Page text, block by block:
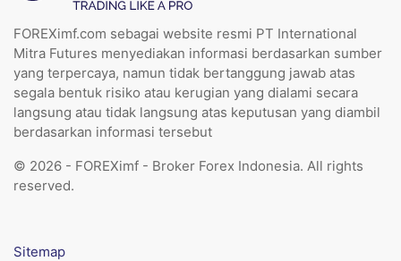
FOREXimf.com sebagai website resmi PT International
Mitra Futures menyediakan informasi berdasarkan sumber
yang terpercaya, namun tidak bertanggung jawab atas
segala bentuk risiko atau kerugian yang dialami secara
langsung atau tidak langsung atas keputusan yang diambil
berdasarkan informasi tersebut
© 2026 - FOREXimf - Broker Forex Indonesia. All rights
reserved.
Sitemap